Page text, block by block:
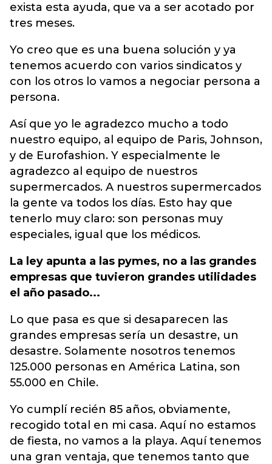
exista esta ayuda, que va a ser acotado por
tres meses.
Yo creo que es una buena solución y ya
tenemos acuerdo con varios sindicatos y
con los otros lo vamos a negociar persona a
persona.
Así que yo le agradezco mucho a todo
nuestro equipo, al equipo de Paris, Johnson,
y de Eurofashion. Y especialmente le
agradezco al equipo de nuestros
supermercados. A nuestros supermercados
la gente va todos los días. Esto hay que
tenerlo muy claro: son personas muy
especiales, igual que los médicos.
La ley apunta a las pymes, no a las grandes
empresas que tuvieron grandes utilidades
el año pasado...
Lo que pasa es que si desaparecen las
grandes empresas sería un desastre, un
desastre. Solamente nosotros tenemos
125.000 personas en América Latina, son
55.000 en Chile.
Yo cumplí recién 85 años, obviamente,
recogido total en mi casa. Aquí no estamos
de fiesta, no vamos a la playa. Aquí tenemos
una gran ventaja, que tenemos tanto que